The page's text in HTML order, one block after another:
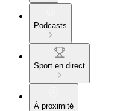
Podcasts
Sport en direct
À proximité